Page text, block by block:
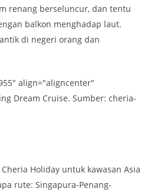
renang berseluncur, dan tentu
balkon menghadap laut.
di negeri orang dan
align="aligncenter"
Dream Cruise. Sumber: cheria-
Holiday untuk kawasan Asia
rute: Singapura-Penang-